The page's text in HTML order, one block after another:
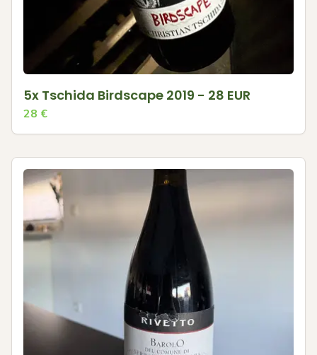
5x Tschida Birdscape 2019 - 28 EUR
28 €